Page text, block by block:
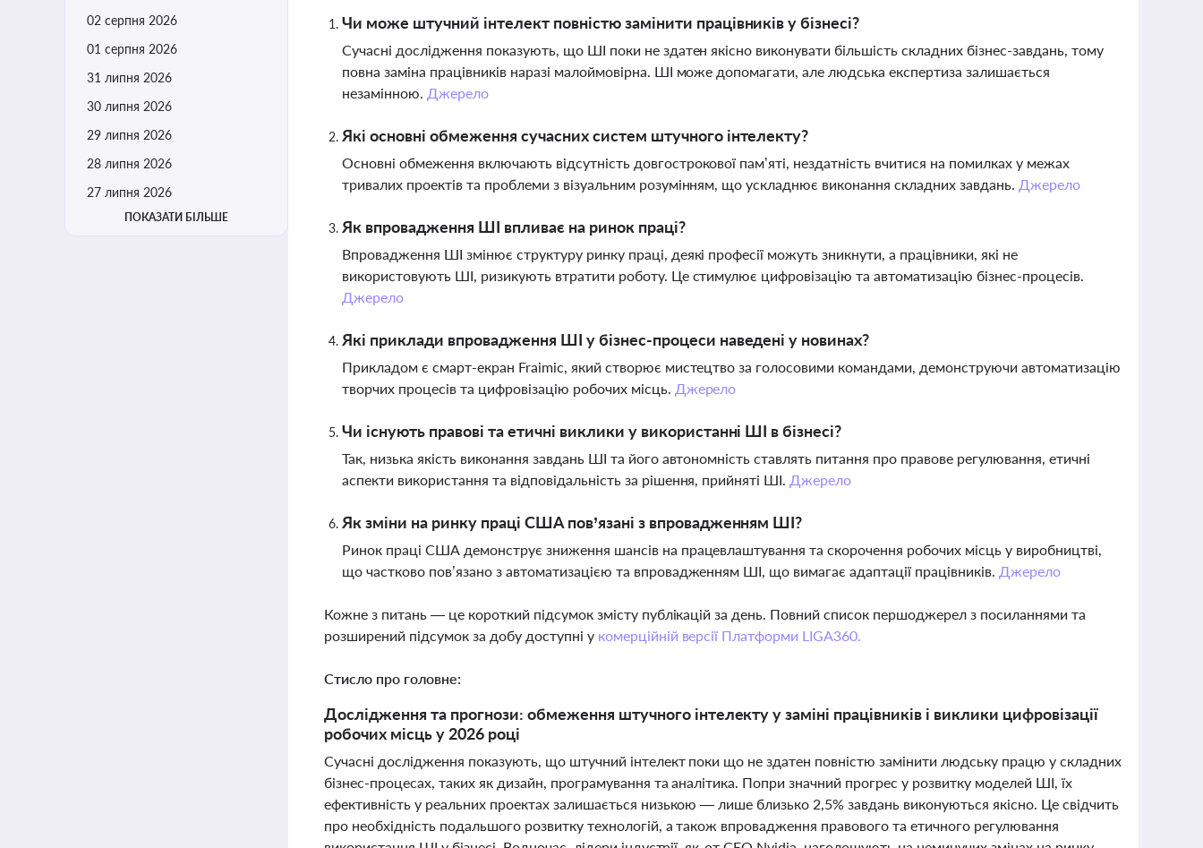
02 серпня 2026
01 серпня 2026
31 липня 2026
30 липня 2026
29 липня 2026
28 липня 2026
27 липня 2026
ПОКАЗАТИ БІЛЬШЕ
Чи може штучний інтелект повністю замінити працівників у бізнесі?
Сучасні дослідження показують, що ШІ поки не здатен якісно виконувати більшість складних бізнес-завдань, тому
повна заміна працівників наразі малоймовірна. ШІ може допомагати, але людська експертиза залишається
незамінною. Джерело
Які основні обмеження сучасних систем штучного інтелекту?
Основні обмеження включають відсутність довгострокової пам’яті, нездатність вчитися на помилках у межах
тривалих проектів та проблеми з візуальним розумінням, що ускладнює виконання складних завдань. Джерело
Як впровадження ШІ впливає на ринок праці?
Впровадження ШІ змінює структуру ринку праці, деякі професії можуть зникнути, а працівники, які не
використовують ШІ, ризикують втратити роботу. Це стимулює цифровізацію та автоматизацію бізнес-процесів.
Джерело
Які приклади впровадження ШІ у бізнес-процеси наведені у новинах?
Прикладом є смарт-екран Fraimic, який створює мистецтво за голосовими командами, демонструючи автоматизацію
творчих процесів та цифровізацію робочих місць. Джерело
Чи існують правові та етичні виклики у використанні ШІ в бізнесі?
Так, низька якість виконання завдань ШІ та його автономність ставлять питання про правове регулювання, етичні
аспекти використання та відповідальність за рішення, прийняті ШІ. Джерело
Як зміни на ринку праці США пов’язані з впровадженням ШІ?
Ринок праці США демонструє зниження шансів на працевлаштування та скорочення робочих місць у виробництві,
що частково пов’язано з автоматизацією та впровадженням ШІ, що вимагає адаптації працівників. Джерело
Кожне з питань — це короткий підсумок змісту публікацій за день. Повний список першоджерел з посиланнями та
розширений підсумок за добу доступні у комерційній версії Платформи LIGA360.
Стисло про головне:
Дослідження та прогнози: обмеження штучного інтелекту у заміні працівників і виклики цифровізації
робочих місць у 2026 році
Сучасні дослідження показують, що штучний інтелект поки що не здатен повністю замінити людську працю у складних
бізнес-процесах, таких як дизайн, програмування та аналітика. Попри значний прогрес у розвитку моделей ШІ, їх
ефективність у реальних проектах залишається низькою — лише близько 2,5% завдань виконуються якісно. Це свідчить
про необхідність подальшого розвитку технологій, а також впровадження правового та етичного регулювання